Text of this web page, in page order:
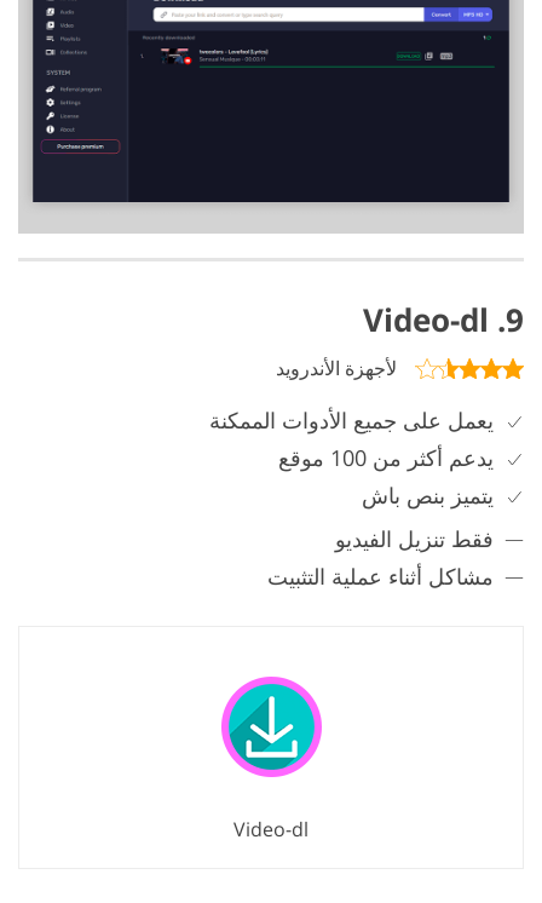
9. Video-dl
لأجهزة الأندرويد
يعمل على جميع الأدوات الممكنة
يدعم أكثر من 100 موقع
يتميز بنص باش
فقط تنزيل الفيديو
مشاكل أثناء عملية التثبيت
Video-dl